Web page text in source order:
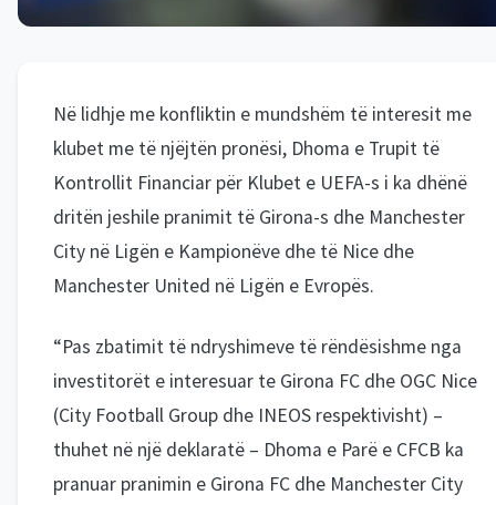
Në lidhje me konfliktin e mundshëm të interesit me
klubet me të njëjtën pronësi, Dhoma e Trupit të
Kontrollit Financiar për Klubet e UEFA-s i ka dhënë
dritën jeshile pranimit të Girona-s dhe Manchester
City në Ligën e Kampionëve dhe të Nice dhe
Manchester United në Ligën e Evropës.
“Pas zbatimit të ndryshimeve të rëndësishme nga
investitorët e interesuar te Girona FC dhe OGC Nice
(City Football Group dhe INEOS respektivisht) –
thuhet në një deklaratë – Dhoma e Parë e CFCB ka
pranuar pranimin e Girona FC dhe Manchester City